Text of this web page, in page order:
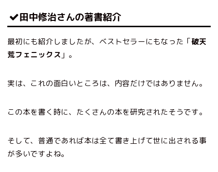
田中修治さんの著書紹介
最初にも紹介しましたが、ベストセラーにもなった「破天
荒フェニックス 」。
実は、これの面白いところは、内容だけではありません。
この本を書く時に、たくさんの本を研究されたそうです。
そして、普通であれば本は全て書き上げて世に出される事
が多いですよね。